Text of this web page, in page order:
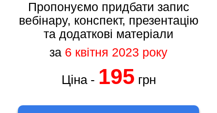
Пропонуємо придбати запис
вебінару, конспект, презентацію
та додаткові матеріали
за 6 квітня 2023 року
Ціна - 195 грн